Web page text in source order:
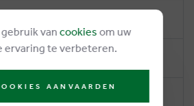
ab €50
van cookies om uw
ervaring te verbeteren.
AANVAARDEN